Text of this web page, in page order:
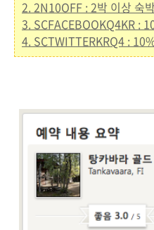
2. 2N10OFF : 2박 이상 숙
3. SCFACEBOOKQ4KR :
4. SCTWITTERKRQ4 :